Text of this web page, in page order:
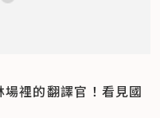
裡的翻譯官！看見國